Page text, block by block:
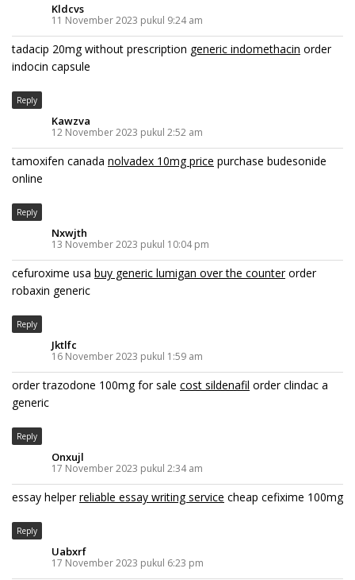
Kldcvs
11 November 2023 pukul 9:24 am
tadacip 20mg without prescription generic indomethacin order
indocin capsule
Reply
Kawzva
12 November 2023 pukul 2:52 am
tamoxifen canada nolvadex 10mg price purchase budesonide
online
Reply
Nxwjth
13 November 2023 pukul 10:04 pm
cefuroxime usa buy generic lumigan over the counterorder
robaxin generic
Reply
Jktlfc
16 November 2023 pukul 1:59 am
order trazodone 100mg for sale cost sildenafil order clindac a
generic
Reply
Onxujl
17 November 2023 pukul 2:34 am
essay helperreliable essay writing service cheap cefixime 100mg
Reply
Uabxrf
17 November 2023 pukul 6:23 pm